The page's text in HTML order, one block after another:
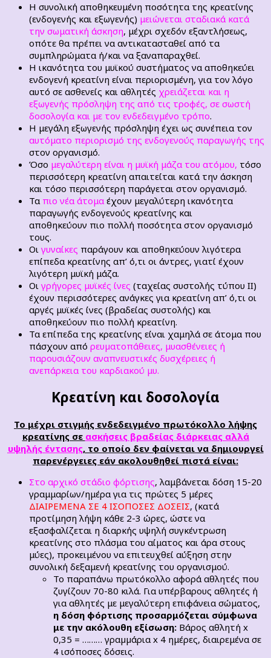
Η συνολική αποθηκευμένη ποσότητα της κρεατίνης
(ενδογενής και εξωγενής) μειώνεται σταδιακά κατά
την σωματική άσκηση, μέχρι σχεδόν εξαντλήσεως,
οπότε θα πρέπει να αντικατασταθεί από τα
συμπληρώματα ή/και να ξαναπαραχθεί.
Η ικανότητα του μυϊκού συστήματος να αποθηκεύει
ενδογενή κρεατίνη είναι περιορισμένη, για τον λόγο
αυτό σε ασθενείς και αθλητές χρειάζεται και η
εξωγενής πρόσληψη της από τις τροφές, σε σωστή
δοσολογία και με τον ενδεδειγμένο τρόπο.
Η μεγάλη εξωγενής πρόσληψη έχει ως συνέπεια τον
αυτόματο περιορισμό της ενδογενούς παραγωγής της
στον οργανισμό.
Όσο μεγαλύτερη είναι η μυϊκή μάζα του ατόμου, τόσο
περισσότερη κρεατίνη απαιτείται κατά την άσκηση
και τόσο περισσότερη παράγεται στον οργανισμό.
Τα πιο νέα άτομαέχουν μεγαλύτερη ικανότητα
παραγωγής ενδογενούς κρεατίνης και
αποθηκεύουν πιο πολλή ποσότητα στον οργανισμό
τους.
Οι γυναίκες παράγουν και αποθηκεύουν λιγότερα
επίπεδα κρεατίνης απ’ ό,τι οι άντρες, γιατί έχουν
λιγότερη μυϊκή μάζα.
Οι γρήγορες μυϊκές ίνες (ταχείας συστολής τύπου ΙΙ)
έχουν περισσότερες ανάγκες για κρεατίνη απ’ ό,τι οι
αργές μυϊκές ίνες (βραδείας συστολής) και
αποθηκεύουν πιο πολλή κρεατίνη.
Τα επίπεδα της κρεατίνης είναι χαμηλά σε άτομα που
πάσχουν από ρευµατοπάθειες, μυασθένειες ή
παρουσιάζουν αναπνευστικές δυσχέρειες ή
ανεπάρκεια του καρδιακού μυ.
Κρεατίνη και δοσολογία
Το μέχρι στιγμής ενδεδειγμένο πρωτόκολλο λήψης
κρεατίνης σε ασκήσεις βραδείας διάρκειας αλλά
υψηλής έντασης, το οποίο δεν φαίνεται να δημιουργεί
παρενέργειες εάν ακολουθηθεί πιστά είναι:
Στο αρχικό στάδιο φόρτισης, λαμβάνεται δόση 15-20
γραμμαρίων/ημέρα για τις πρώτες 5 μέρες
ΔΙΑΙΡΕΜΕΝΑ ΣΕ 4 ΙΣΟΠΟΣΕΣ ΔΟΣΕΙΣ, (κατά
προτίμηση λήψη κάθε 2-3 ώρες, ώστε να
εξασφαλίζεται η διαρκής υψηλή συγκέντρωση
κρεατίνης στο πλάσμα του αίματος και άρα στους
μύες), προκειμένου να επιτευχθεί αύξηση στην
συνολική δεξαμενή κρεατίνης του οργανισμού.
Το παραπάνω πρωτόκολλο αφορά αθλητές που
ζυγίζουν 70-80 κιλά. Για υπέρβαρους αθλητές ή
για αθλητές με μεγαλύτερη επιφάνεια σώματος,
η δόση φόρτισης προσαρμόζεται σύμφωνα
με την ακόλουθη εξίσωση: Βάρος αθλητή x
0,35 = ……… γραµµάρια x 4 ημέρες, διαιρεμένα σε
4 ισόποσες δόσεις.